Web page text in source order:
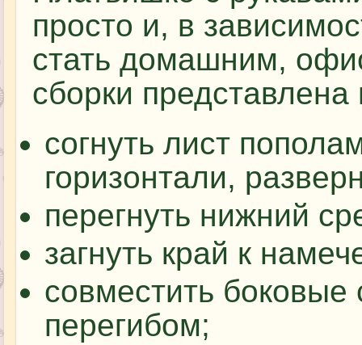
просто и, в
стать домашним,
сборки
согнуть лист
горизонтали,
перегнуть нижний
загнуть край к
совместить
перегибом;